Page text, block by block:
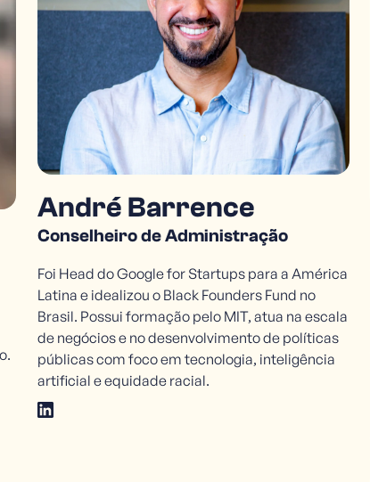
André Barrence
Conselheiro de Administração
Foi Head do Google for Startups para a América
Latina e idealizou o Black Founders Fund no
Brasil. Possui formação pelo MIT, atua na escala
de negócios e no desenvolvimento de políticas
públicas com foco em tecnologia, inteligência
artificial e equidade racial.